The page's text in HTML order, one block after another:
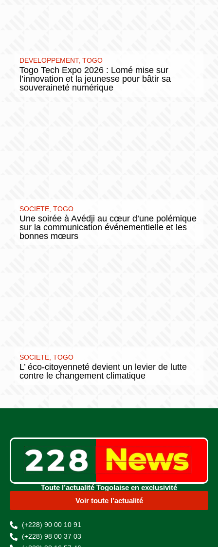
DEVELOPPEMENT, TOGO
Togo Tech Expo 2026 : Lomé mise sur
l’innovation et la jeunesse pour bâtir sa
souveraineté numérique
SOCIETE TOGO
Une soirée à Avédji au cœur d’une polémique
sur la communication événementielle et les
bonnes mœurs
SOCIETE TOGO
L’ éco-citoyenneté devient un levier de lutte
contre le changement climatique
Toute l’actualité Togolaise en exclusivité
Voir toute l’actualité
(+228) 90 00 10 91
(+228) 98 00 37 03